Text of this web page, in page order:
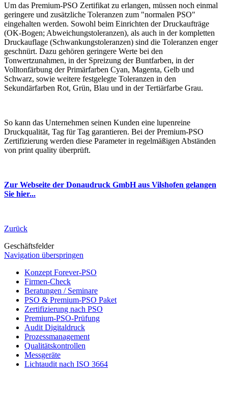
Um das Premium-PSO Zertifikat zu erlangen, müssen noch einmal
geringere und zusätzliche Toleranzen zum "normalen PSO"
eingehalten werden. Sowohl beim Einrichten der Druckaufträge
(OK-Bogen; Abweichungstoleranzen), als auch in der kompletten
Druckauflage (Schwankungstoleranzen) sind die Toleranzen enger
geschnürt. Dazu gehören geringere Werte bei den
Tonwertzunahmen, in der Spreizung der Buntfarben, in der
Volltonfärbung der Primärfarben Cyan, Magenta, Gelb und
Schwarz, sowie weitere festgelegte Toleranzen in den
Sekundärfarben Rot, Grün, Blau und in der Tertiärfarbe Grau.
So kann das Unternehmen seinen Kunden eine lupenreine
Druckqualität, Tag für Tag garantieren. Bei der Premium-PSO
Zertifizierung werden diese Parameter in regelmäßigen Abständen
von print quality überprüft.
Zur Webseite der Donaudruck GmbH aus Vilshofen gelangen
Sie hier...
Zurück
Geschäftsfelder
Navigation überspringen
Konzept Forever-PSO
Firmen-Check
Beratungen / Seminare
PSO & Premium-PSO Paket
Zertifizierung nach PSO
Premium-PSO-Prüfung
Audit Digitaldruck
Prozessmanagement
Qualitätskontrollen
Messgeräte
Lichtaudit nach ISO 3664